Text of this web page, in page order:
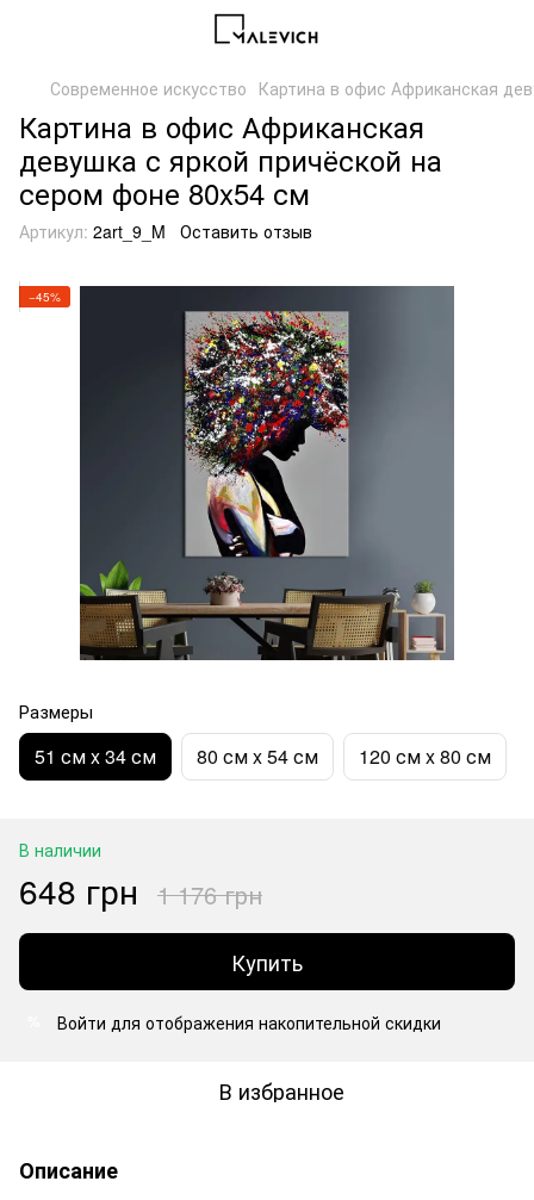
Современное искусство Картина в офис Африканская
Картина в офис Африканская
девушка с яркой причёской на
сером фоне 80x54 см
Артикул: 2art_9_M Оставить отзыв
−45%
Размеры
51 см x 34 см 80 см x 54 см 120 см x 80 см
В наличии
648 грн 1 176 грн
Купить
Войти для отображения накопительной скидки
В избранное
Описание